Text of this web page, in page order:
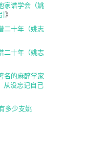
家谱学会（姚
》
二十年（姚志
二十年（姚志
名的麻醉学家
从没忘记自己
多少支姚